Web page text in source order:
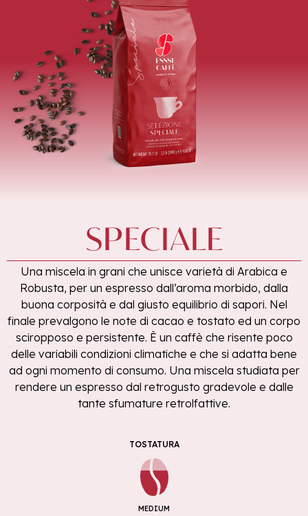
SPECIALE
Una miscela in grani che unisce varietà di Arabica e
Robusta, per un espresso dall’aroma morbido, dalla
buona corposità e dal giusto equilibrio di sapori. Nel
finale prevalgono le note di cacao e tostato ed un corpo
sciropposo e persistente. È un caffè che risente poco
delle variabili condizioni climatiche e che si adatta bene
ad ogni momento di consumo. Una miscela studiata per
rendere un espresso dal retrogusto gradevole e dalle
tante sfumature retrolfattive.
TOSTATURA
MEDIUM